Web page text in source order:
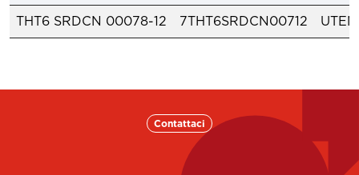
THT6 SRDCN 00078-12 7THT6SRDCN00712
Contattaci